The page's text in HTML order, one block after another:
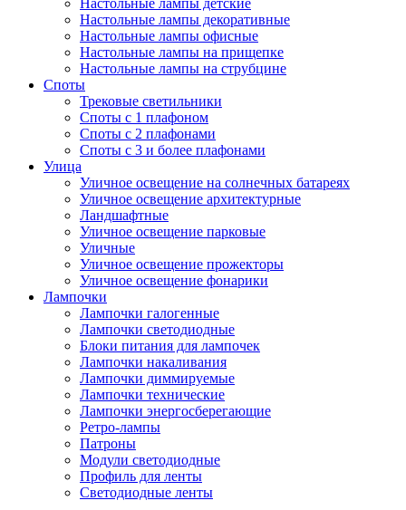
Настольные лампы детские
Настольные лампы декоративные
Настольные лампы офисные
Настольные лампы на прищепке
Настольные лампы на струбцине
Споты
Трековые светильники
Споты с 1 плафоном
Споты с 2 плафонами
Споты с 3 и более плафонами
Улица
Уличное освещение на солнечных батареях
Уличное освещение архитектурные
Ландшафтные
Уличное освещение парковые
Уличные
Уличное освещение прожекторы
Уличное освещение фонарики
Лампочки
Лампочки галогенные
Лампочки светодиодные
Блоки питания для лампочек
Лампочки накаливания
Лампочки диммируемые
Лампочки технические
Лампочки энергосберегающие
Ретро-лампы
Патроны
Модули светодиодные
Профиль для ленты
Светодиодные ленты